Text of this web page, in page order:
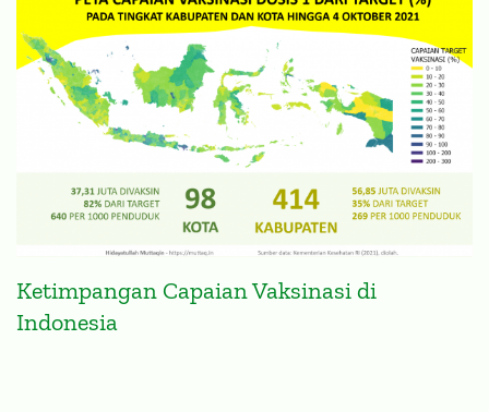
Ketimpangan Capaian Vaksinasi di
Indonesia